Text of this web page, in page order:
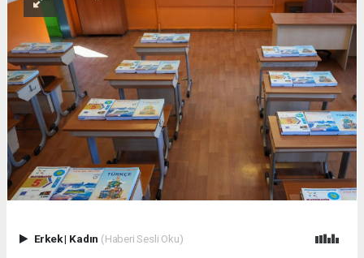
Erkek| Kadın (Haberi Sesli Oku)